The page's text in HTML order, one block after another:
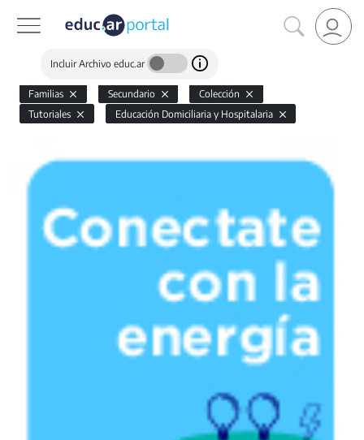
Incluir Archivo educ.ar
Familias Secundario
Colección
Tutoriales
Educación Domiciliaria y Hospitalaria